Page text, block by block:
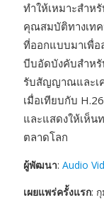
ทำให้เหมาะสำ
คุณสมบัติทางเท
ที่ออกแบบมาเพื่อ
บีบอัดบังคับสำหรั
รับสัญญาณและเค
เมื่อเทียบกับ
และแสดงให้เห็น
ตลาดโลก
ผู้พัฒนา: Audio
เผยแพร่ครั้งแรก: